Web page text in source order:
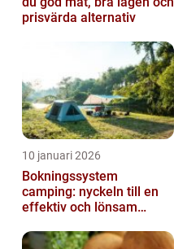
prisvärda alternativ
10 januari 2026
Bokningssystem
camping: nyckeln till en
effektiv och lönsam